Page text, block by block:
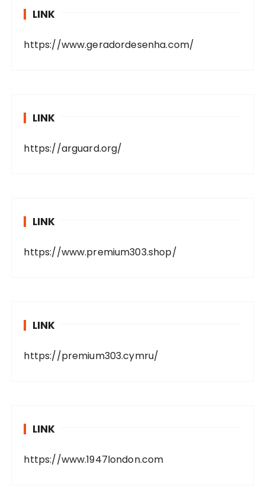
LINK
https://www.geradordesenha.com/
LINK
https://arguard.org/
LINK
https://www.premium303.shop/
LINK
https://premium303.cymru/
LINK
https://www.1947london.com